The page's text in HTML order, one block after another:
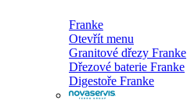
Franke
Otevřít menu
Granitové dřezy Franke
Dřezové baterie Franke
Digestoře Franke